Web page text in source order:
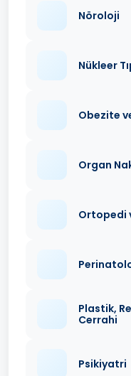
Nöroloji
Nükleer
Obezite
Organ
Ortopedi
Plastik,
Cerrahi
Psikiyatri